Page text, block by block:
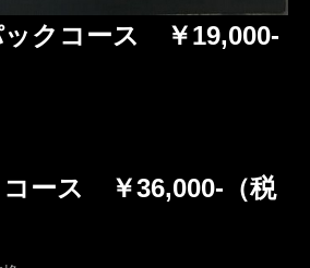
クコース ￥19,000-
ース ￥36,000-（税